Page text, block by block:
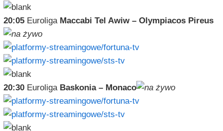
20:05Euroliga Maccabi Tel Awiw – Olympiacos Pireus
20:30Euroliga Baskonia – Monaco